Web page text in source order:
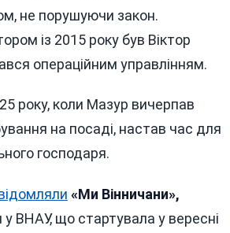
не порушуючи закон.
із 2015 року був Віктор
операційним управлінням.
року, коли Мазур вичерпав
на посаді, настав час для
господаря.
«Ми Вінничани»,
у ВНАУ, що стартувала у вересні